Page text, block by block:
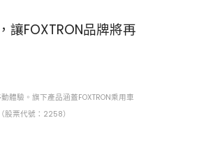
FOXTRON品牌將再
體驗。旗下產品涵蓋FOXTRON乘用車
票代號：2258）